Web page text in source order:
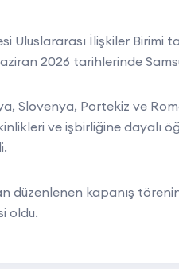
Uluslararası İlişkiler Birimi
2026 tarihlerinde
Slovenya, Portekiz ve
ve işbirliğine dayalı
düzenlenen kapanış
oldu.